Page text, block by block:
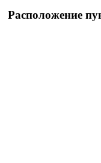
Расположение